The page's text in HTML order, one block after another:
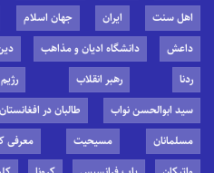
اهل سنت
ایران جهان اسلام
داعش
دانشگاه ادیان و مذاهب
ردنا
رهبر انقلاب
سید ابوالحسن نواب
طالبان در افغانستان
مسلمانان
مسیحیت معرفی